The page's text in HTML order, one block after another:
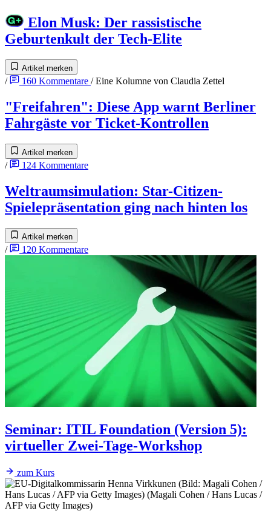
Elon Musk: Der rassistische
Geburtenkult der Tech-Elite
Artikel merken
/ 160 Kommentare / Eine Kolumne von Claudia Zettel
"Freifahren": Diese App warnt Berliner
Fahrgäste vor Ticket-Kontrollen
Artikel merken
/ 124 Kommentare
Weltraumsimulation: Star-Citizen-
Spielepräsentation ging nach hinten los
Artikel merken
/ 120 Kommentare
Seminar: ITIL Foundation (Version 5):
virtueller Zwei-Tage-Workshop
zum Kurs